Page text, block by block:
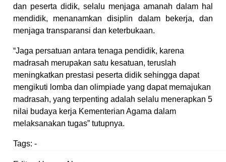
dan peserta didik, selalu menjaga amanah dalam hal
mendidik, menanamkan disiplin dalam bekerja, dan
menjaga transparansi dan keterbukaan.
“Jaga persatuan antara tenaga pendidik, karena
madrasah merupakan satu kesatuan, teruslah
meningkatkan prestasi peserta didik sehingga dapat
mengikuti lomba dan olimpiade yang dapat memajukan
madrasah, yang terpenting adalah selalu menerapkan 5
nilai budaya kerja Kementerian Agama dalam
melaksanakan tugas” tutupnya.
Tags: -